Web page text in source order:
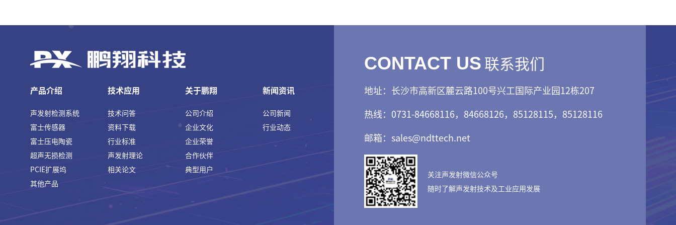
产品介绍
声发射检测系统
富士传感器
富士压电陶瓷
超声无损检测
PCIE扩展坞
其他产品
技术应用
技术问答
资料下载
行业标准
声发射理论
相关论文
关于鹏翔
公司介绍
企业文化
企业荣誉
合作伙伴
典型用户
新闻资讯
公司新闻
行业动态
CONTACT US联系我们
地址：长沙市高新区麓云路100号兴工国际产业园12栋207
热线：0731-84668116，84668126，85128115，85128116
邮箱：sales@ndttech.net
关注声发射微信公众号
随时了解声发射技术及工业应用发展